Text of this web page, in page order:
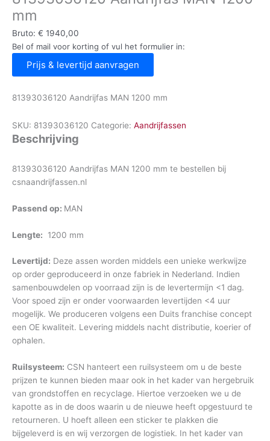
mm
Bruto: € 1940,00
Bel of mail voor korting of vul het formulier in:
Prijs & levertijd aanvragen
81393036120 Aandrijfas MAN 1200 mm
SKU: 81393036120 Categorie: Aandrijfassen
Beschrijving
81393036120 Aandrijfas MAN 1200 mm te bestellen bij
csnaandrijfassen.nl
Passend op: MAN
Lengte: 1200 mm
Levertijd: Deze assen worden middels een unieke werkwijze
op order geproduceerd in onze fabriek in Nederland. Indien
samenbouwdelen op voorraad zijn is de levertermijn <1 dag.
Voor spoed zijn er onder voorwaarden levertijden <4 uur
mogelijk. We produceren volgens een Duits franchise concept
een OE kwaliteit. Levering middels nacht distributie, koerier of
ophalen.
Ruilsysteem: CSN hanteert een ruilsysteem om u de beste
prijzen te kunnen bieden maar ook in het kader van hergebruik
van grondstoffen en recyclage. Hiertoe verzoeken we u de
kapotte as in de doos waarin u de nieuwe heeft opgestuurd te
retourneren. U hoeft alleen een sticker te plakken die
bijgeleverd is en wij verzorgen de logistiek. In het kader van